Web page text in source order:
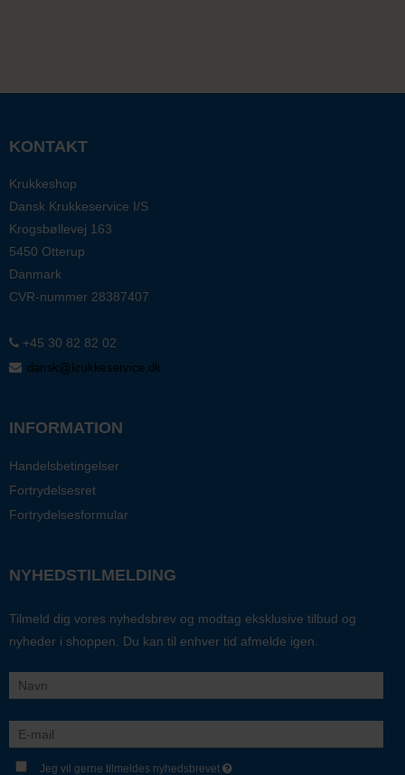
KONTAKT
Krukkeshop
Dansk Krukkeservice I/S
Krogsbøllevej 163
5450 Otterup
Danmark
CVR-nummer 28387407
+45 30 82 82 02
INFORMATION
Handelsbetingelser
Fortrydelsesret
Fortrydelsesformular
NYHEDSTILMELDING
Tilmeld dig vores nyhedsbrev og modtag eksklusive tilbud og
nyheder i shoppen. Du kan til enhver tid afmelde igen.
Jeg vil gerne tilmeldes nyhedsbrevet